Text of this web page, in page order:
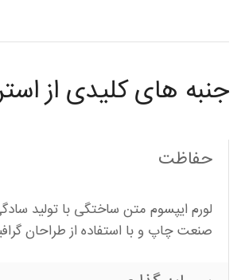
در
غرب
جنبه های کلیدی از
حفاظت
لورم ایپسوم متن ساختگی با تولید
صنعت چاپ و با استفاده از طراحان